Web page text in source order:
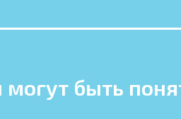
быть